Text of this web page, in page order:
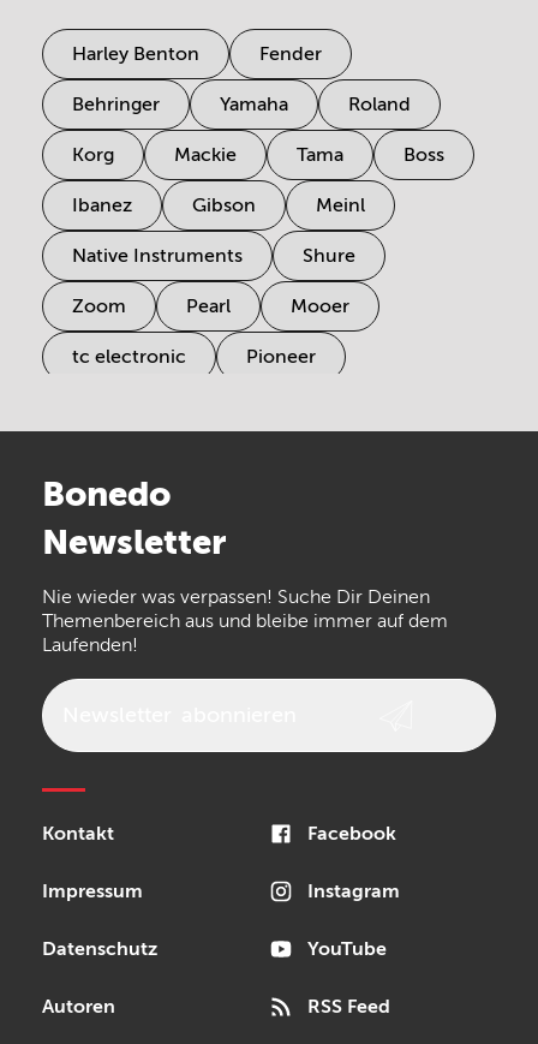
Harley Benton Fender
Behringer Yamaha Roland
Korg Mackie Tama Boss
Ibanez Gibson Meinl
Native Instruments Shure
Zoom Pearl Mooer
tc electronic Pioneer
Arturia
the t.bone
Walrus Audio Epiphone
Bonedo
Newsletter
Nie wieder was verpassen! Suche Dir Deinen
Themenbereich aus und bleibe immer auf dem
Laufenden!
Kontakt
Impressum
Datenschutz
Autoren
Facebook
Instagram
YouTube
RSS Feed